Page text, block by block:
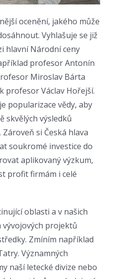
ocenění, jakého může
Vyhlašuje se již
hlavní Národní ceny
profesor Antonín
Miroslav Bárta
profesor Václav Hořejší.
popularizace vědy, aby
skvělých výsledků
Zároveň si Česká hlava
soukromé investice do
aplikovaný výzkum,
profit firmám i celé
oblasti a v našich
vývojových projektů
Zmíním například
Významných
naší letecké divize nebo